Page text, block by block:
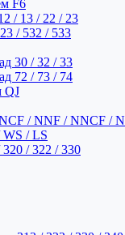
F6
/ 13 / 22 / 23
/ 532 / 533
30 / 32 / 33
72 / 73 / 74
QJ
/ NNF / NNCF /
/ LS
/ 322 / 330